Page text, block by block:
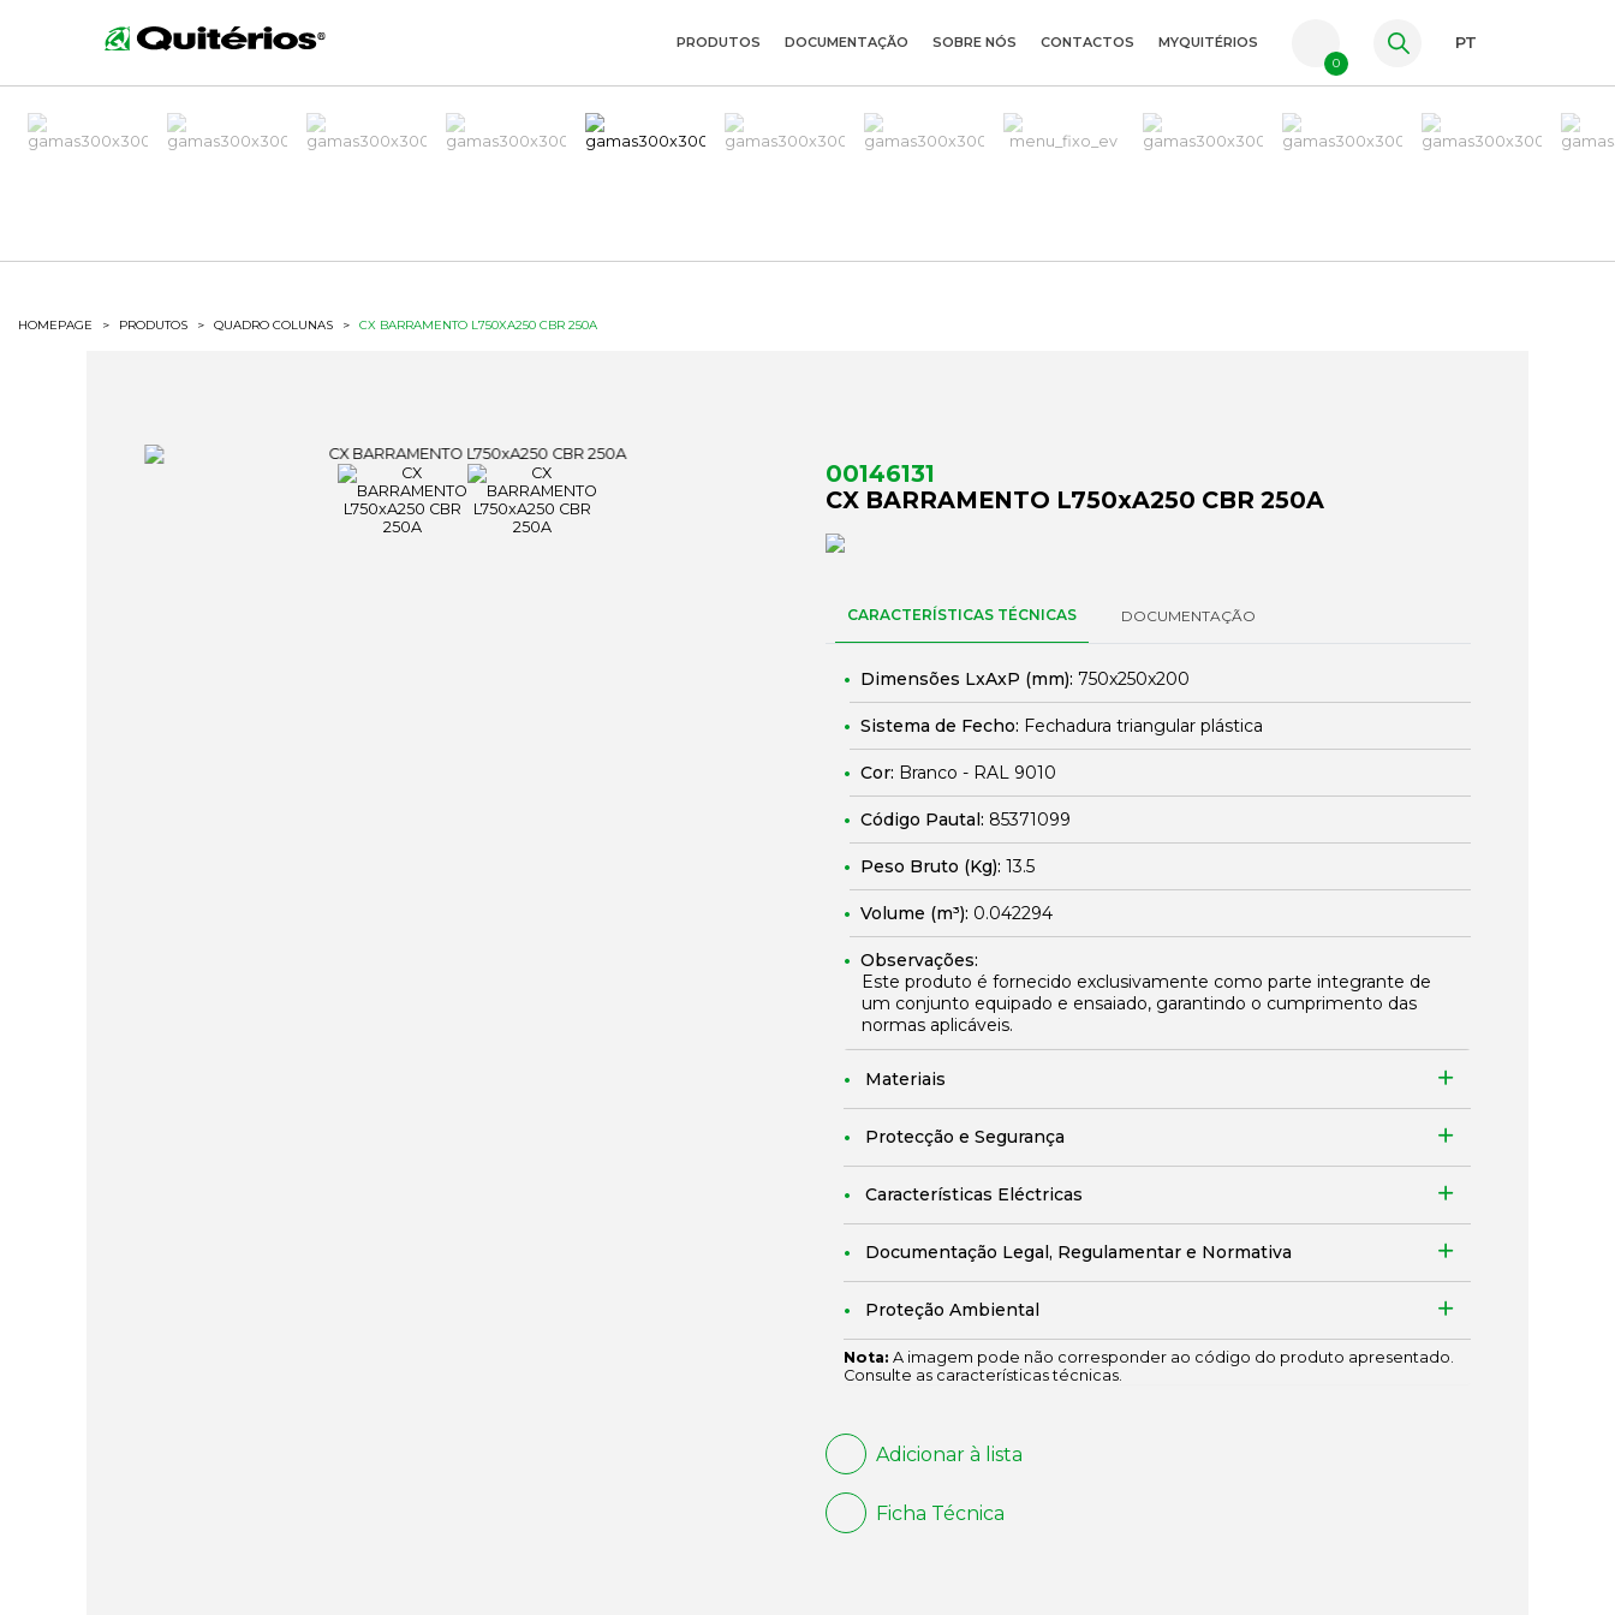
ES
PRODUTOS DOCUMENTAÇÃO SOBRE NÓS CONTACTOS MYQUITÉRIOS
0
PT
HOMEPAGE > PRODUTOS > QUADRO COLUNAS > CX BARRAMENTO L750XA250 CBR 250A
00146131
CX BARRAMENTO L750xA250 CBR 250A
CARACTERÍSTICAS TÉCNICAS DOCUMENTAÇÃO
Dimensões LxAxP (mm): 750x250x200
Sistema de Fecho: Fechadura triangular plástica
Cor: Branco - RAL 9010
Código Pautal: 85371099
Peso Bruto (Kg): 13.5
Volume (m³): 0.042294
Observações:
Este produto é fornecido exclusivamente como parte integrante de
um conjunto equipado e ensaiado, garantindo o cumprimento das
normas aplicáveis.
Materiais
Protecção e Segurança
Características Eléctricas
Documentação Legal, Regulamentar e Normativa
Proteção Ambiental
Nota: A imagem pode não corresponder ao código do produto apresentado.
Consulte as características técnicas.
Adicionar à lista
Ficha Técnica